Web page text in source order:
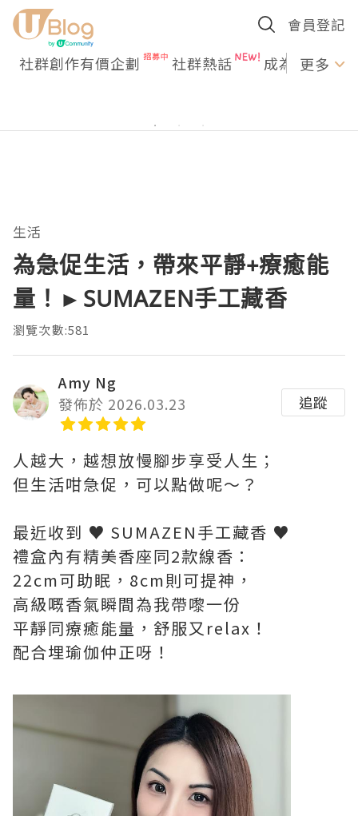
會員登記
社群創作有價企劃 社群熱話 成為U更多
生活
為急促生活，帶來平靜+療癒能
量！►SUMAZEN手工藏香
瀏覽次數:581
Amy Ng
發佈於 2026.03.23
追蹤
人越大，越想放慢腳步享受人生；
但生活咁急促，可以點做呢～？
最近收到 ♥ SUMAZEN手工藏香 ♥
禮盒內有精美香座同2款線香：
22cm可助眠，8cm則可提神，
高級嘅香氣瞬間為我帶嚟一份
平靜同療癒能量，舒服又relax！
配合埋瑜伽仲正呀！